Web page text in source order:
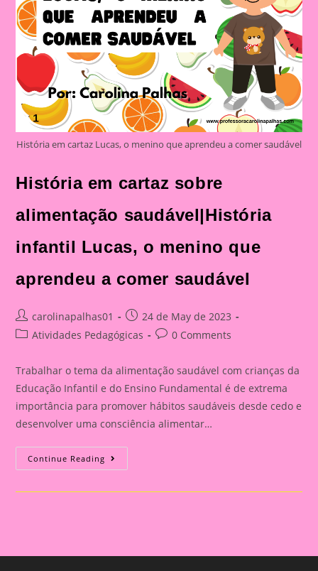
História em cartaz Lucas, o menino que aprendeu a comer saudável
História em cartaz sobre
alimentação saudável|História
infantil Lucas, o menino que
aprendeu a comer saudável
Post
author:
carolinapalhas01
Post
published:
24 de May de 2023
PostAtividades Pedagógicas
Post0 Comments
Trabalhar o tema da alimentação saudável com crianças da
Educação Infantil e do Ensino Fundamental é de extrema
importância para promover hábitos saudáveis desde cedo e
desenvolver uma consciência alimentar…
Continue Reading História
Em
Sobre
Que